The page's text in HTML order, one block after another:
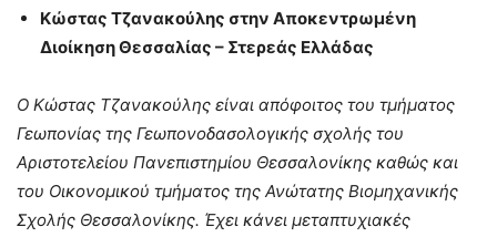
Κώστας Τζανακούλης στην Αποκεντρωμένη
Διοίκηση Θεσσαλίας – Στερεάς Ελλάδας
Ο Κώστας Τζανακούλης είναι απόφοιτος του τμήματος
Γεωπονίας της Γεωπονοδασολογικής σχολής του
Αριστοτελείου Πανεπιστημίου Θεσσαλονίκης καθώς και
του Οικονομικού τμήματος της Ανώτατης Βιομηχανικής
Σχολής Θεσσαλονίκης. Έχει κάνει μεταπτυχιακές